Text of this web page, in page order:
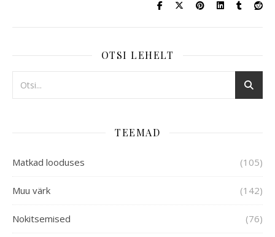
OTSI LEHELT
TEEMAD
Matkad looduses (105)
Muu värk (142)
Nokitsemised (76)